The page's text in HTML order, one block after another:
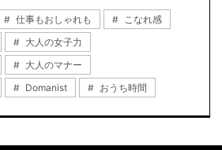
仕事もおしゃれも
こなれ感
大人の女子力
大人のマナー
Domanist おうち時間